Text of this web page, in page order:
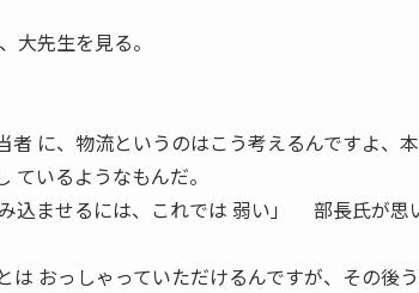
先生を見る。
に、物流というのはこう考えるんですよ、
ているようなもんだ。
込ませるには、これでは 弱い」 部長氏が思
おっしゃっていただけるんですが、その後